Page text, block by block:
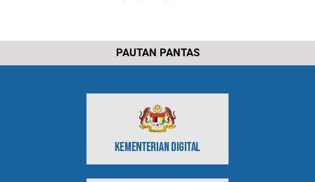
PAUTAN PANTAS